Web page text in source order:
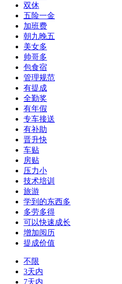
双休
五险一金
加班费
朝九晚五
美女多
帅哥多
包食宿
管理规范
有提成
全勤奖
有年假
专车接送
有补助
晋升快
车贴
房贴
压力小
技术培训
旅游
学到的东西多
多劳多得
可以快速成长
增加阅历
提成价值
不限
3天内
7天内